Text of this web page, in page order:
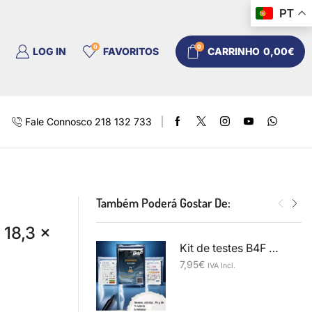
LOG IN 0 FAVORITOS 0 CARRINHO 0,00€
Fale Connosco 218 132 733
x
Também Poderá Gostar De:
Kit de testes B4F para iniciantes
7,95€ IVA Incl.
PT